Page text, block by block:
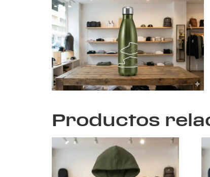
Productos